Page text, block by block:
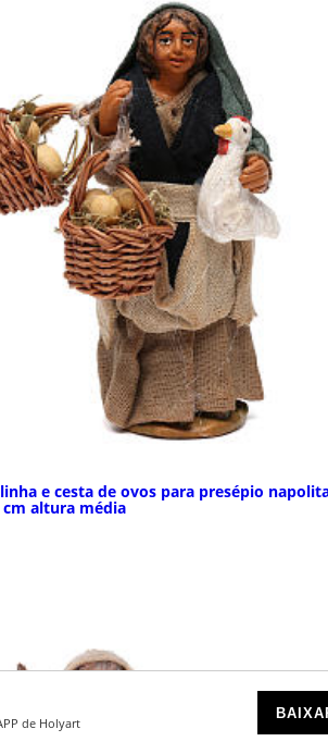
de Holyart
e cesta de ovos para presépio
altura média